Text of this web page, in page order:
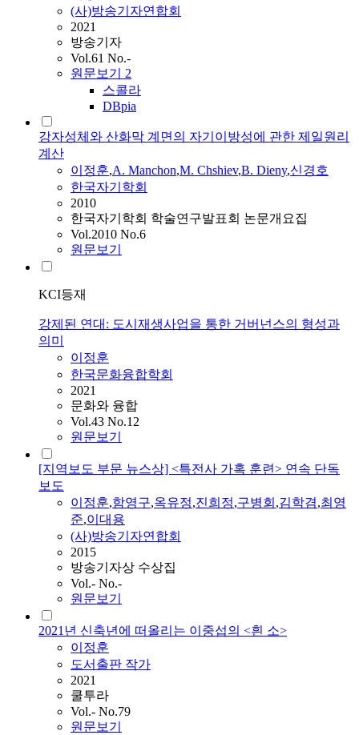
(사)방송기자연합회
2021
방송기자
Vol.61 No.-
원문보기 2
스콜라
DBpia
강자성체와 산화막 계면의 자기이방성에 관한 제일원리
계산
이정훈,A. Manchon,M. Chshiev,B. Dieny,신경호
한국자기학회
2010
한국자기학회 학술연구발표회 논문개요집
Vol.2010 No.6
원문보기
KCI등재
강제된 연대: 도시재생사업을 통한 거버넌스의 형성과
의미
이정훈
한국문화융합학회
2021
문화와 융합
Vol.43 No.12
원문보기
[지역보도 부문 뉴스상] <특전사 가혹 훈련> 연속 단독
보도
이정훈,함영구,옥유정,진희정,구병회 ,김학겸,최영
준,이대용
(사)방송기자연합회
2015
방송기자상 수상집
Vol.- No.-
원문보기
2021년 신축년에 떠올리는 이중섭의 <흰 소>
이정훈
도서출판 작가
2021
쿨투라
Vol.- No.79
원문보기